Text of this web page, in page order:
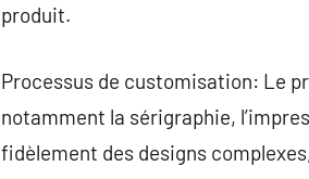
produit.
Processus de customisation: Le
notamment la sérigraphie,
fidèlement des designs